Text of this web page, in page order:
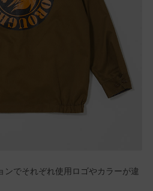
でそれぞれ使用ロゴやカラーが違